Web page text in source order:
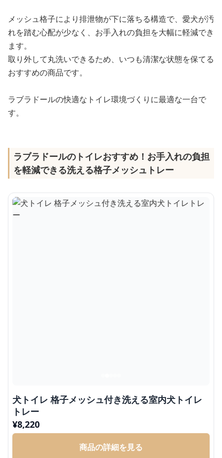
メッシュ格子により排泄物が下に落ちる構造で、愛犬が汚
れを踏む心配が少なく、お手入れの負担を大幅に軽減でき
ます。
取り外して丸洗いできるため、いつも清潔な状態を保てる
おすすめの商品です。
ラブラドールの快適なトイレ環境づくりに最適な一台で
す。
ラブラドールのトイレおすすめ！お手入れの負担
を軽減できる洗える格子メッシュトレー
犬トイレ 格子メッシュ付き洗える室内犬トイレ
トレー
¥8,220
商品の詳細を見る